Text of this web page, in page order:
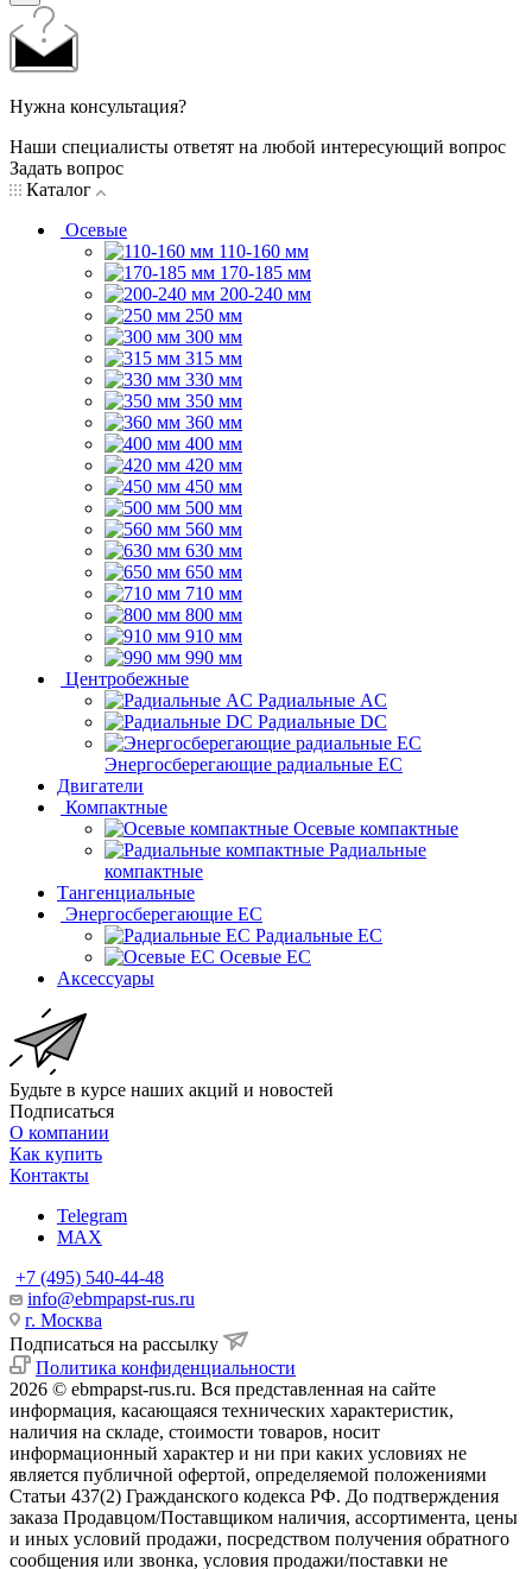
Нужна консультация?
Наши специалисты ответят на любой интересующий вопрос
Задать вопрос
Каталог
Осевые
110-160 мм
170-185 мм
200-240 мм
250 мм
300 мм
315 мм
330 мм
350 мм
360 мм
400 мм
420 мм
450 мм
500 мм
560 мм
630 мм
650 мм
710 мм
800 мм
910 мм
990 мм
Центробежные
Радиальные AC
Радиальные DC
Энергосберегающие радиальные EC
Двигатели
Компактные
Осевые компактные
Радиальные
компактные
Тангенциальные
Энергосберегающие EC
Радиальные EC
Осевые EC
Аксессуары
Будьте в курсе наших акций и новостей
Подписаться
О компании
Как купить
Контакты
Telegram
MAX
+7 (495) 540-44-48
info@ebmpapst-rus.ru
г. Москва
Подписаться на рассылку
Политика конфиденциальности
2026 © ebmpapst-rus.ru. Вся представленная на сайте
информация, касающаяся технических характеристик,
наличия на складе, стоимости товаров, носит
информационный характер и ни при каких условиях не
является публичной офертой, определяемой положениями
Статьи 437(2) Гражданского кодекса РФ. До подтверждения
заказа Продавцом/Поставщиком наличия, ассортимента, цены
и иных условий продажи, посредством получения обратного
сообщения или звонка, условия продажи/поставки не